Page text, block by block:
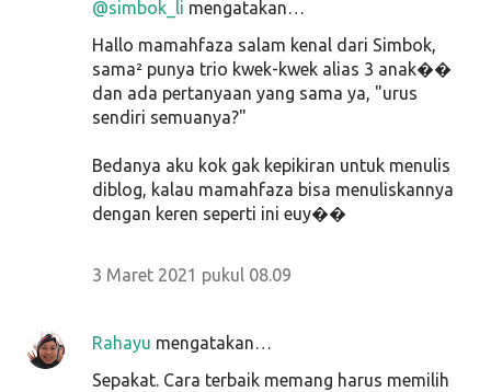
@simbok_li mengatakan…
Hallo mamahfaza salam kenal dari Simbok,
sama² punya trio kwek-kwek alias 3 anak��
dan ada pertanyaan yang sama ya, "urus
sendiri semuanya?"
Bedanya aku kok gak kepikiran untuk menulis
diblog, kalau mamahfaza bisa menuliskannya
dengan keren seperti ini euy��
3 Maret 2021 pukul 08.09
Rahayu mengatakan…
Sepakat. Cara terbaik memang harus memilih